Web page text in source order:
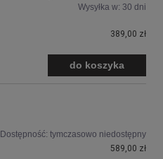
Wysyłka w: 30 dni
389,00 zł
do koszyka
Dostępność: tymczasowo niedostępny
589,00 zł